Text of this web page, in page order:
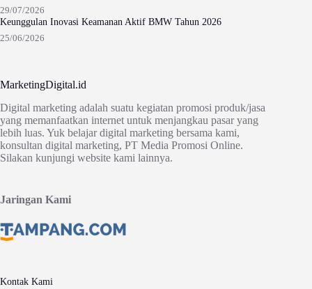
29/07/2026
Keunggulan Inovasi Keamanan Aktif BMW Tahun 2026
25/06/2026
MarketingDigital.id
Digital marketing adalah suatu kegiatan promosi produk/jasa
yang memanfaatkan internet untuk menjangkau pasar yang
lebih luas. Yuk belajar digital marketing bersama kami,
konsultan digital marketing, PT Media Promosi Online.
Silakan kunjungi website kami lainnya.
Jaringan Kami
Kontak Kami